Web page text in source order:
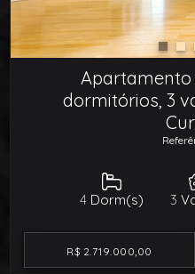
Apartamento
dormitórios, 3
4 Dorm(s) 3
R$ 2.719.000,00